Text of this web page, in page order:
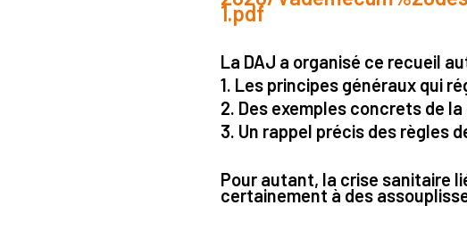
1.pdf
La DAJ a organisé ce recueil
1. Les principes généraux qui
2. Des exemples concrets de
3. Un rappel précis des règles
Pour autant, la crise sanitaire
certainement à des